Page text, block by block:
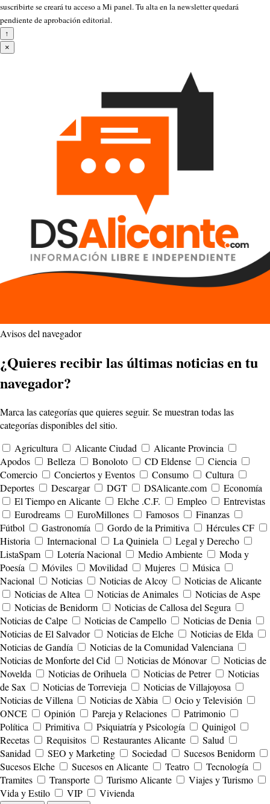
suscribirte se creará tu acceso a Mi panel. Tu alta en la newsletter quedará
pendiente de aprobación editorial.
↑
×
Avisos del navegador
¿Quieres recibir las últimas noticias en tu
navegador?
Marca las categorías que quieres seguir. Se muestran todas las
categorías disponibles del sitio.
Agricultura
Alicante Ciudad
Alicante Provincia
Apodos
Belleza Bonoloto CD Eldense
Ciencia
Comercio
Conciertos y Eventos Consumo
Cultura
Deportes
Descargar DGT DSAlicante.com
Economía
El Tiempo en Alicante
Elche .C.F. Empleo
Entrevistas
Eurodreams
EuroMillones Famosos
Finanzas
Fútbol
Gastronomía Gordo de la Primitiva
Hércules CF
Historia
Internacional La Quiniela
Legal y Derecho
ListaSpam
Lotería Nacional Medio Ambiente
Moda y
Poesía
Móviles Movilidad Mujeres
Música
Nacional
Noticias Noticias de Alcoy
Noticias de Alicante
Noticias de Altea
Noticias de Animales
Noticias de Aspe
Noticias de Benidorm
Noticias de Callosa del Segura
Noticias de Calpe
Noticias de Campello
Noticias de Denia
Noticias de El Salvador
Noticias de Elche
Noticias de Elda
Noticias de Gandía
Noticias de la Comunidad Valenciana
Noticias de Monforte del Cid
Noticias de Mónovar
Noticias de
Novelda
Noticias de Orihuela Noticias de Petrer
Noticias
de Sax
Noticias de Torrevieja
Noticias de Villajoyosa
Noticias de Villena
Noticias de Xàbia
Ocio y Televisión
ONCE
Opinión Pareja y Relaciones
Patrimonio
Política
Primitiva Psiquiatría y Psicología
Quinigol
Recetas
Requisitos Restaurantes Alicante
Salud
Sanidad
SEO y Marketing Sociedad
Sucesos Benidorm
Sucesos Elche
Sucesos en Alicante Teatro
Tecnología
Tramites
Transporte Turismo Alicante
Viajes y Turismo
Vida y Estilo
VIP Vivienda